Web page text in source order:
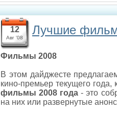
12
Авг '08
Лучшие
Фильмы 2008
В этом дайджесте
кино-премьер текущего
фильмы 2008 года - это
на них или развернутые